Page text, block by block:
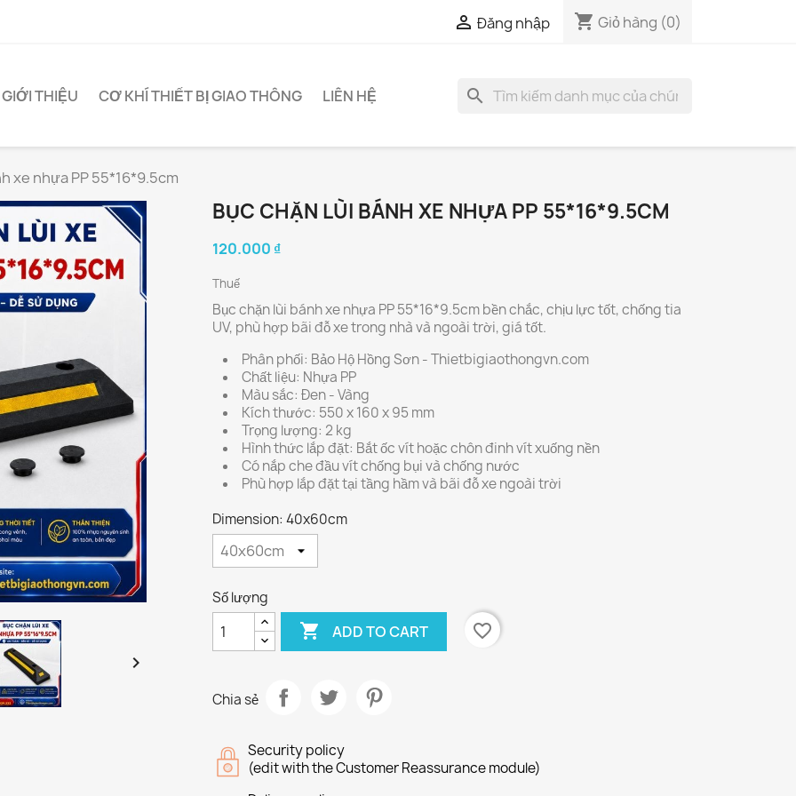
 Đăng nhập shopping_cart Giỏ hàng (0)
GIỚI THIỆU CƠ KHÍ THIẾT BỊ GIAO THÔNG LIÊN HỆ search
xe nhựa PP 55*16*9.5cm

BỤC CHẶN LÙI BÁNH XE NHỰA PP 55*16*9.5CM
120.000 ₫
Thuế
Bục chặn lùi bánh xe nhựa PP 55*16*9.5cm bền chắc, chịu lực tốt, chống tia
UV, phù hợp bãi đỗ xe trong nhà và ngoài trời, giá tốt.
Phân phối: Bảo Hộ Hồng Sơn - Thietbigiaothongvn.com
Chất liệu: Nhựa PP
Màu sắc: Đen - Vàng
Kích thước: 550 x 160 x 95 mm
Trọng lượng: 2 kg
Hình thức lắp đặt: Bắt ốc vít hoặc chôn đinh vít xuống nền
Có nắp che đầu vít chống bụi và chống nước
Phù hợp lắp đặt tại tầng hầm và bãi đỗ xe ngoài trời
Dimension: 40x60cm
Số lượng
 ADD TO CART favorite_border
Chia sẻ
Security policy
(edit with the Customer Reassurance module)